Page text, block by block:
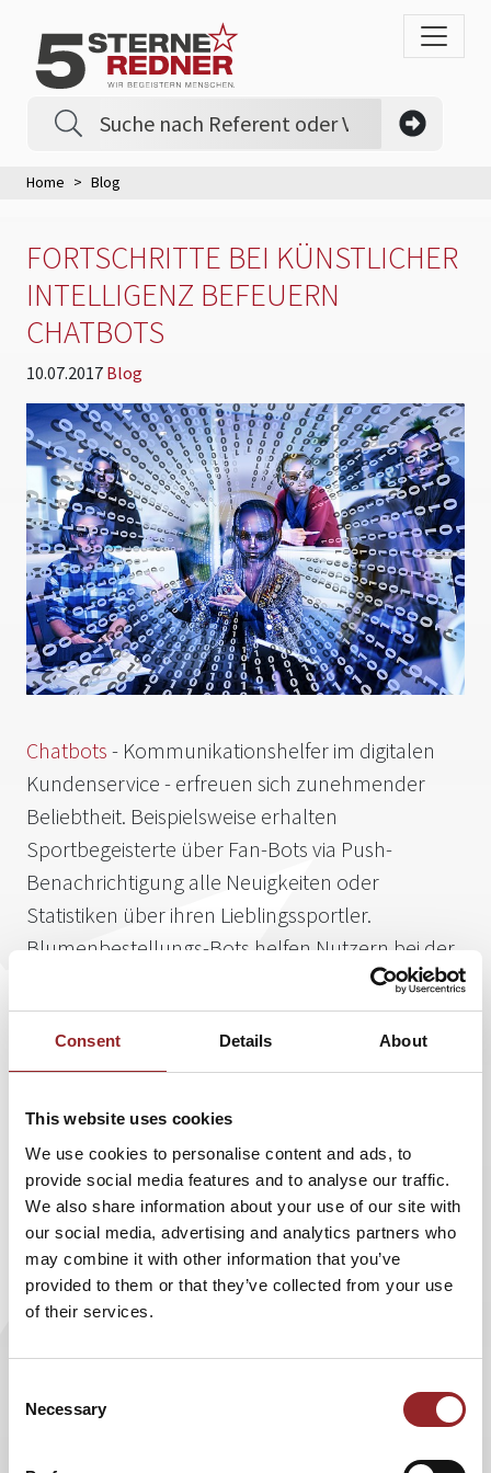
Consent Details About
This website uses cookies
We use cookies to personalise content and ads, to
provide social media features and to analyse our traffic.
We also share information about your use of our site with
our social media, advertising and analytics partners who
may combine it with other information that you’ve
provided to them or that they’ve collected from your use
of their services.
Selection
Necessary
Home Blog
FORTSCHRITTE BEI KÜNSTLICHER
INTELLIGENZ BEFEUERN
CHATBOTS
10.07.2017 Blog
Chatbots - Kommunikationshelfer im digitalen
Kundenservice - erfreuen sich zunehmender
Beliebtheit. Beispielsweise erhalten
Sportbegeisterte über Fan-Bots via Push-
Benachrichtigung alle Neuigkeiten oder
Statistiken über ihren Lieblingssportler.
Blumenbestellungs-Bots helfen Nutzern bei der
Blumengrüßen. Laut einer Oracle-Studie sollen
bis 2020 in 80% aller Unternehmen Chat-Bots
zum Einsatz kommen. Möglich wird das, weil die
FortentwicklungKünstlicher Intelligenz
Kommunikation auf Augenhöhe zwischen
Mensch und Computer weiter perfektioniert wird.
Was ist nun der wesentliche Vorteil von Chat-Bots zu rein
menschlichem Kundenservice? Zum Beispiel: Wie gut ein
Wirt ist, zeigt sich u.a. daran, wie gut er die individuellen
Bedürfnisse seiner Gäste kennt. Doch diese
Bots hingegen analysieren ständig das Verhalten von
Redner und Entrepreneur Carsten K. Rath beobachtet die
kürzlich veröffentlichen Blog „Mensch vs. Roboter : Service